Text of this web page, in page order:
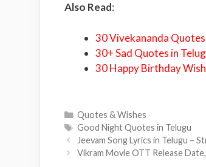
Also Read:
30 Vivekananda
30+ Sad Quotes in
30 Happy Birthday
Categories
Quotes & Wishes
Tags
Good Night Quotes in Telugu
Jeevam Song Lyrics in Telugu –
Vikram Movie OTT Release